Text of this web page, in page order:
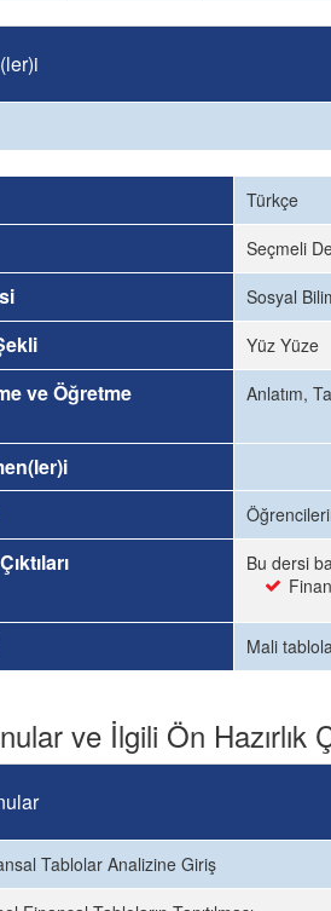
Türkçe
Seçmeli
Sosyal
Yüz Yüze
ve Öğretme
Anlatım,
Bu dersi
Mali
ve İlgili Ön Hazırlık
Tablolar Analizine Giriş